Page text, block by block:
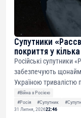
Супутники
покриття у
Російські супутники
забезпечують
Україною тривалістю
#Війна з Росією
#Росія
#Супутник
31 Липня, 202622:46